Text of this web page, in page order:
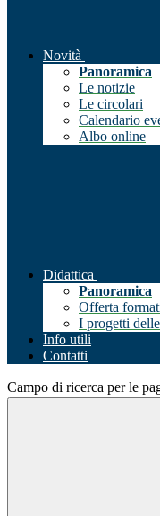
Novità
Panoramica
Le notizie
Le circolari
Calendario
Albo online
Didattica
Panoramica
Offerta
I progetti
Info utili
Contatti
Campo di ricerca per le